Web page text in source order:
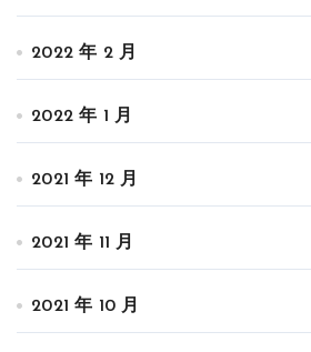
2022 年 2 月
2022 年 1 月
2021 年 12 月
2021 年 11 月
2021 年 10 月